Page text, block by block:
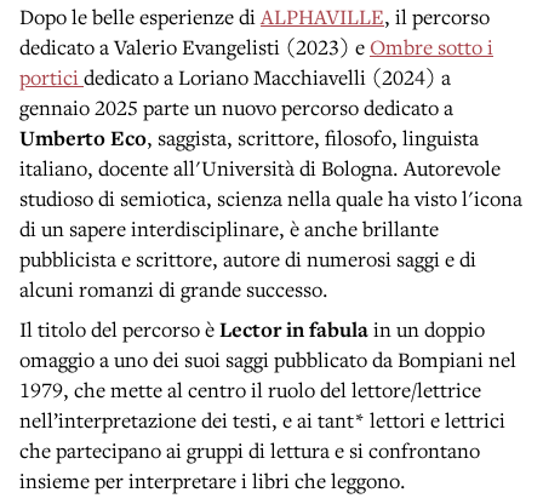
Dopo le belle esperienze di ALPHAVILLE, il percorso
dedicato a Valerio Evangelisti (2023) eOmbre sotto i
portici dedicato a Loriano Macchiavelli (2024) a
gennaio 2025 parte un nuovo percorso dedicato a
Umberto Eco, saggista, scrittore, filosofo, linguista
italiano, docente all'Università di Bologna. Autorevole
studioso di semiotica, scienza nella quale ha visto l'icona
di un sapere interdisciplinare, è anche brillante
pubblicista e scrittore, autore di numerosi saggi e di
alcuni romanzi di grande successo.
Il titolo del percorso èLector in fabulain un doppio
omaggio a uno dei suoi saggi pubblicato da Bompiani nel
1979, che mette al centro il ruolo del lettore/lettrice
nell’interpretazione dei testi, e ai tant* lettori e lettrici
che partecipano ai gruppi di lettura e si confrontano
insieme per interpretare i libri che leggono.